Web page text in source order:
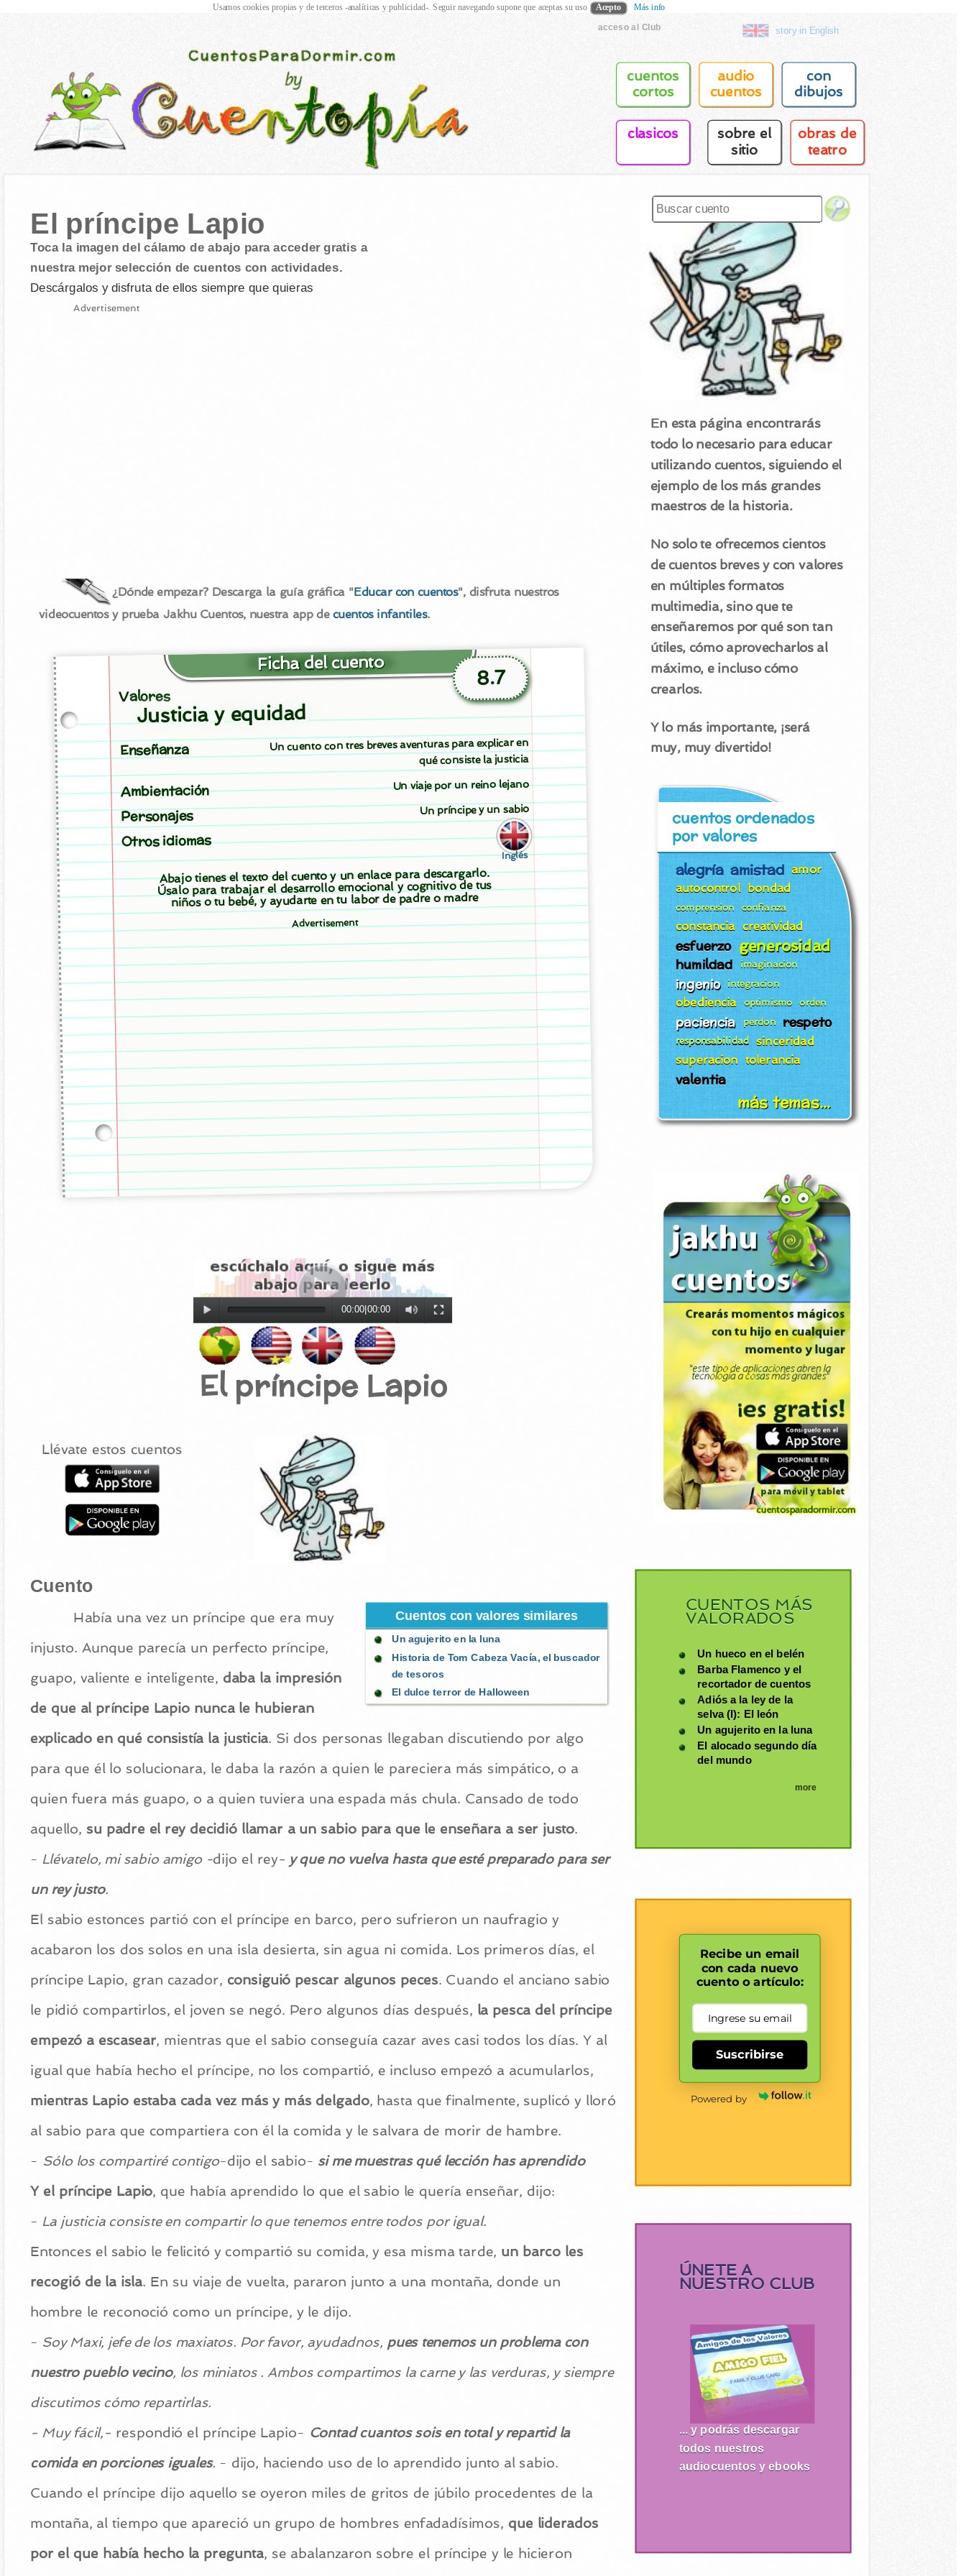
acceso al Club story in English
cuentos
cortos
audio
cuentos
con
dibujos
clasicos
sobre el
sitio
obras de
teatro
El príncipe Lapio
Toca la imagen del cálamo de abajo para acceder gratis a
nuestra mejor selección de cuentos con actividades.
Descárgalos y disfruta de ellos siempre que quieras
Advertisement
¿Dónde empezar? Descarga la guía gráfica "Educar con cuentos", disfruta nuestros
videocuentos y prueba Jakhu Cuentos, nuestra app decuentos infantiles.
Ficha del cuento
8.7
Valores
Justicia y equidad
Enseñanza Un cuento con tres breves aventuras para explicar en
qué consiste la justicia
Ambientación Un viaje por un reino lejano
Personajes Un príncipe y un sabio
Otros idiomas
Inglés
Abajo tienes el texto del cuento y un enlace para descargarlo.
Úsalo para trabajar el desarrollo emocional y cognitivo de tus
niños o tu bebé, y ayudarte en tu labor de padre o madre
Advertisement
00:00| 00:00
El príncipe Lapio
Llévate estos cuentos
Cuento
Cuentos con valores similares
Un agujerito en la luna
Historia de Tom Cabeza Vacía, el buscador
de tesoros
El dulce terror de Halloween
Había una vez un príncipe que era muy
injusto. Aunque parecía un perfecto príncipe,
guapo, valiente e inteligente, daba la impresión
de que al príncipe Lapio nunca le hubieran
explicado en qué consistía la justicia. Si dos personas llegaban discutiendo por algo
para que él lo solucionara, le daba la razón a quien le pareciera más simpático, o a
quien fuera más guapo, o a quien tuviera una espada más chula. Cansado de todo
aquello, su padre el rey decidió llamar a un sabio para que le enseñara a ser justo.
- Llévatelo, mi sabio amigo -dijo el rey- y que no vuelva hasta que esté preparado para ser
un rey justo.
El sabio estonces partió con el príncipe en barco, pero sufrieron un naufragio y
acabaron los dos solos en una isla desierta, sin agua ni comida. Los primeros días, el
príncipe Lapio, gran cazador, consiguió pescar algunos peces. Cuando el anciano sabio
le pidió compartirlos, el joven se negó. Pero algunos días después, la pesca del príncipe
empezó a escasear, mientras que el sabio conseguía cazar aves casi todos los días. Y al
igual que había hecho el príncipe, no los compartió, e incluso empezó a acumularlos,
mientras Lapio estaba cada vez más y más delgado, hasta que finalmente, suplicó y lloró
al sabio para que compartiera con él la comida y le salvara de morir de hambre.
- Sólo los compartiré contigo-dijo el sabio- si me muestras qué lección has aprendido
Y el príncipe Lapio, que había aprendido lo que el sabio le quería enseñar, dijo:
- La justicia consiste en compartir lo que tenemos entre todos por igual.
Entonces el sabio le felicitó y compartió su comida, y esa misma tarde, un barco les
recogió de la isla. En su viaje de vuelta, pararon junto a una montaña, donde un
hombre le reconoció como un príncipe, y le dijo.
- Soy Maxi, jefe de los maxiatos. Por favor, ayudadnos, pues tenemos un problema con
nuestro pueblo vecino, los miniatos . Ambos compartimos la carne y las verduras, y siempre
discutimos cómo repartirlas.
- Muy fácil,- respondió el príncipe Lapio- Contad cuantos sois en total y repartid la
comida en porciones iguales. - dijo, haciendo uso de lo aprendido junto al sabio.
Cuando el príncipe dijo aquello se oyeron miles de gritos de júbilo procedentes de la
montaña, al tiempo que apareció un grupo de hombres enfadadísimos, que liderados
por el que había hecho la pregunta, se abalanzaron sobre el príncipe y le hicieron
En esta página encontrarás
todo lo necesario para educar
utilizando cuentos, siguiendo el
ejemplo de los más grandes
maestros de la historia.
No solo te ofrecemos cientos
de cuentos breves y con valores
en múltiples formatos
multimedia, sino que te
enseñaremos por qué son tan
útiles, cómo aprovecharlos al
máximo, e incluso cómo
crearlos.
Y lo más importante, ¡será
muy, muy divertido!
cuentos ordenados
por valores
alegría amistad amor
autocontrol bondad
comprension confianza
constancia creatividad
esfuerzo generosidad
humildad imaginacion
ingenio integracion
obediencia optimismo orden
paciencia perdon respeto
responsabilidad sinceridad
superacion tolerancia
valentia
más temas...
CUENTOS MÁS
VALORADOS
Un hueco en el belén
Barba Flamenco y el
recortador de cuentos
Adiós a la ley de la
selva (I): El león
Un agujerito en la luna
El alocado segundo día
del mundo
more
Recibe un email
con cada nuevo
cuento o artículo:
Suscribirse
Powered by
ÚNETE A
NUESTRO CLUB
... y podrás descargar
todos nuestros
audiocuentos y ebooks
Usamos cookies propias y de terceros -analíticas y publicidad-. Seguir navegando supone que aceptas su uso Acepto Más info